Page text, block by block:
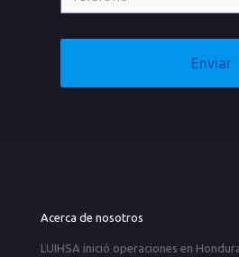
Acerca de nosotros
LUIHSA inició operaciones en